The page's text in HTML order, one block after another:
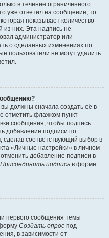
в течение ограниченного
уже ответил на сообщение, то
показывает количество
из них. Эта надпись не
администратор или
о сделанных изменениях по
пользователи не могут удалить
должны сначала создать её в
отметить флажком пункт
сообщения, чтобы подпись
добавление подписи по
соответствующий выбор в
«Личные настройки» в личном
добавление подписи в
Присоединить подпись в форме
первого сообщения темы
Создать опрос под
в зависимости от